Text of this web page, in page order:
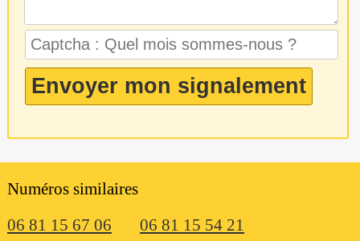
Numéros similaires
06 81 15 67 06
06 81 15 54 21